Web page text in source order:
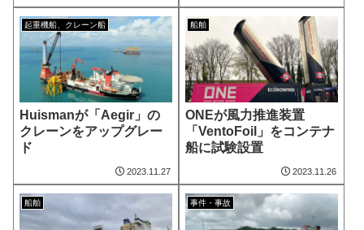
起重機船、クレーン船
Huismanが「Aegir」の
クレーンをアップグレー
ド
2023.11.27
船舶
ONEが風力推進装置
「VentoFoil」をコンテナ
船に試験設置
2023.11.26
船舶 事件・事故